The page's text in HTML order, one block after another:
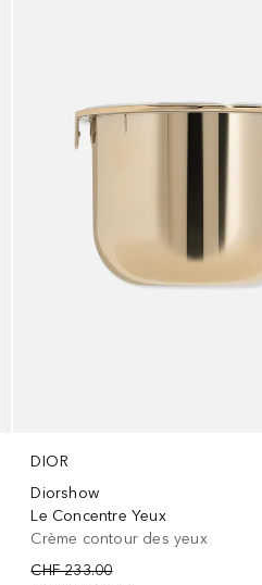
DIOR
Diorshow
Le Concentre Yeux
Crème contour des yeux
CHF 233.00